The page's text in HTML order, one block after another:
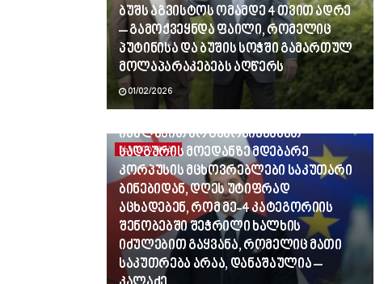
ბუშს აგვისტოს ომამდე 4 თვით ადრე
– გამოქვეყნდა ფაილი, რომელიც
პუტინისა და ბუშის სოჭში გამართულ
მოლაპარაკებებს აღწერს
01/02/2026
ᲐᲮᲐᲚᲘ ᲐᲛᲑᲔᲑᲘ
იძულებით არ გამოვიყვანეთ
სადგურის მოედანზე მდებარე
კორპუსის მცხოვრებლები საკუთარი
ბინებიდან, დღეს უტიფრად
აცხადებენ, რომ მე-4 კატეგორიის
შენობებში შეჭრილი ხალხის
იძულებით გაყვანა, რომელიც მათი
საკუთრება არაა, დანაშაულია –